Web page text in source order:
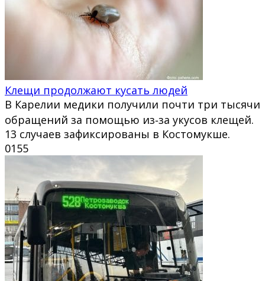
Клещи продолжают кусать людей
В Карелии медики получили почти три тысячи
обращений за помощью из‑за укусов клещей.
13 случаев зафиксированы в Костомукше.
0155